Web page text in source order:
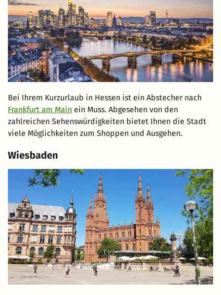
Bei Ihrem Kurzurlaub in Hessen ist ein Abstecher nach
Frankfurt am Main ein Muss. Abgesehen von den
zahlreichen Sehenswürdigkeiten bietet Ihnen die Stadt
viele Möglichkeiten zum Shoppen und Ausgehen.
Wiesbaden